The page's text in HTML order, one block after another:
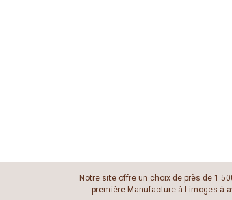
Notre site offre un choix de près de 1
première Manufacture à Limoges à